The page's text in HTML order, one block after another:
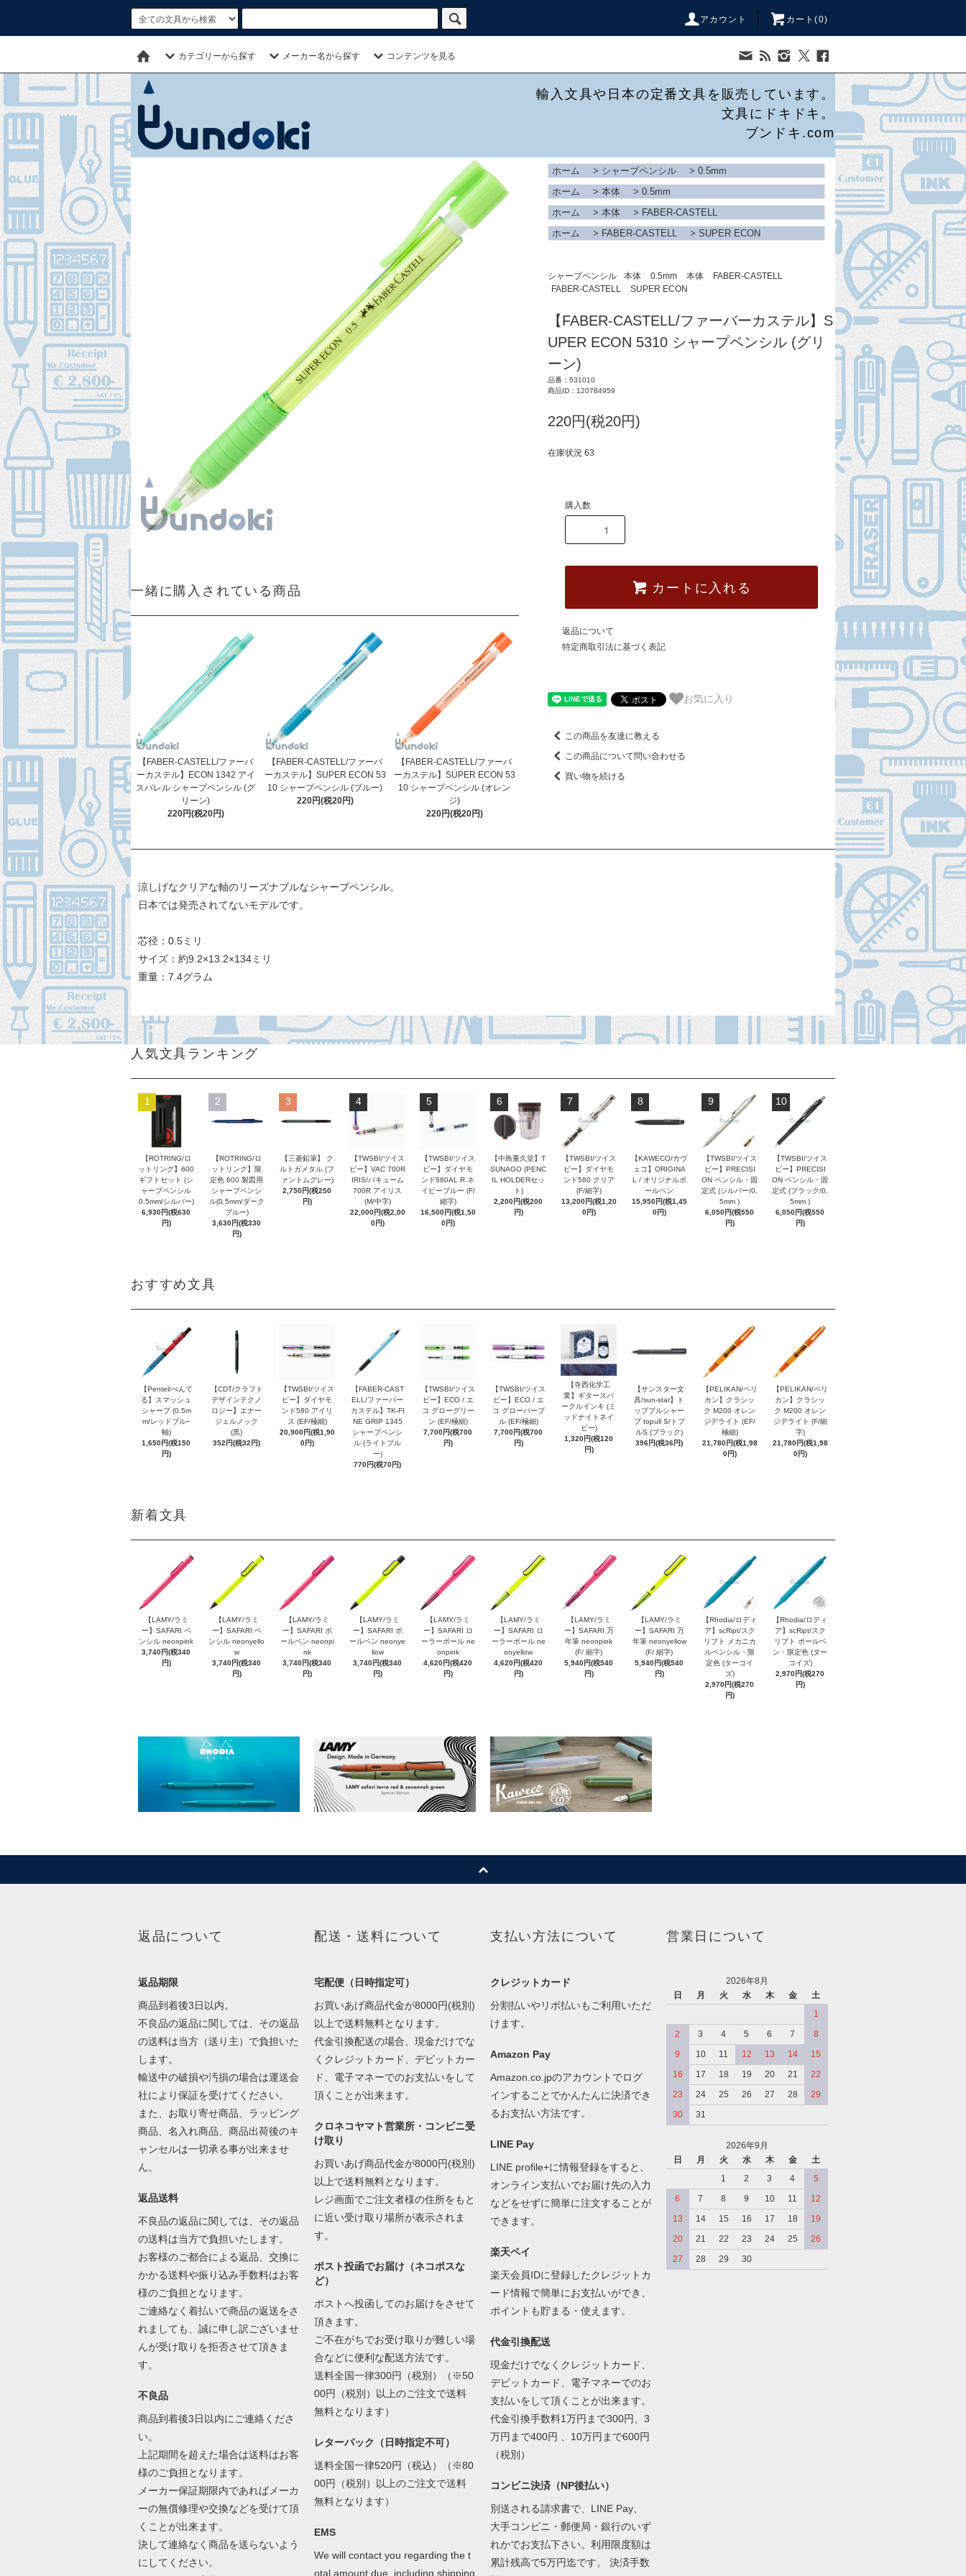
アカウント カート(0)
カテゴリーから探す メーカー名から探す コンテンツを見る
輸入文具や日本の定番文具を販売しています。
文具にドキドキ。
ブンドキ.com
一緒に購入されている商品
【FABER-CASTELL/ファーバ
ーカステル】ECON 1342 アイ
スバレル シャープペンシル (グ
リーン)
220円(税20円)
【FABER-CASTELL/ファーバ
ーカステル】SUPER ECON 53
10 シャープペンシル (ブルー)
220円(税20円)
【FABER-CASTELL/ファーバ
ーカステル】SUPER ECON 53
10 シャープペンシル (オレン
ジ)
220円(税20円)
ホーム > シャープペンシル > 0.5mm
ホーム
> 本体 > 0.5mm
ホーム
> 本体 > FABER-CASTELL
ホーム
> FABER-CASTELL > SUPER ECON
シャープペンシル 本体 0.5mm 本体
FABER-CASTELL
FABER-CASTELL
SUPER ECON
【FABER-CASTELL/ファーバーカステル】S
UPER ECON 5310 シャープペンシル (グリ
ーン)
品番：531010
商品ID：120784959
220円(税20円)
在庫状況 63
購入数
カートに入れる
返品について
特定商取引法に基づく表記
お気に入り
この商品を友達に教える
この商品について問い合わせる
買い物を続ける
涼しげなクリアな軸のリーズナブルなシャープペンシル。
日本では発売されてないモデルです。
芯径：0.5ミリ
サイズ：約9.2×13.2×134ミリ
重量：7.4グラム
人気文具ランキング
1
【ROTRING/ロ
ットリング】600
ギフトセット (シ
ャープペンシル
0.5mm/シルバー)
6,930円(税630
円)
2
【ROTRING/ロ
ットリング】限
定色 600 製図用
シャープペンシ
ル(0.5mm/ダーク
ブルー)
3,630円(税330
円)
3
【三菱鉛筆】 ク
ルトガメタル (フ
ァントムグレー)
2,750円(税250
円)
4
【TWSBI/ツイス
ビー】VAC 700R
IRIS/バキューム
700R アイリス
(M/中字)
22,000円(税2,00
0円)
5
【TWSBI/ツイス
ビー】ダイヤモ
ンド580AL R ネ
イビーブルー (F/
細字)
16,500円(税1,50
0円)
6
【中島重久堂】T
SUNAGO (PENC
IL HOLDERセッ
ト)
2,200円(税200
円)
7
【TWSBI/ツイス
ビー】ダイヤモ
ンド580 クリア
(F/細字)
13,200円(税1,20
0円)
8
【KAWECO/カヴ
ェコ】ORIGINA
L / オリジナルボ
ールペン
15,950円(税1,45
0円)
9
【TWSBI/ツイス
ビー】PRECISI
ON ペンシル・固
定式 (シルバー/0.
5mm )
6,050円(税550
円)
10
【TWSBI/ツイス
ビー】PRECISI
ON ペンシル・固
定式 (ブラック/0.
5mm )
6,050円(税550
円)
おすすめ文具
【Pentel/ぺんて
る】スマッシュ
シャープ (0.5m
m/レッドブルｰ
軸)
1,650円(税150
円)
【CDT/クラフト
デザインテクノ
ロジー】エナー
ジェルノック
(黒)
352円(税32円)
【TWSBI/ツイス
ビー】ダイヤモ
ンド580 アイリ
ス (EF/極細)
20,900円(税1,90
0円)
【FABER-CAST
ELL/ファーバー
カステル】TK-FI
NE GRIP 1345
シャープペンシ
ル (ライトブル
ー)
770円(税70円)
【TWSBI/ツイス
ビー】ECO / エ
コ グローグリー
ン (EF/極細)
7,700円(税700
円)
【TWSBI/ツイス
ビー】ECO / エ
コ グローパープ
ル (EF/極細)
7,700円(税700
円)
【寺西化学工
業】ギタースパ
ークルインキ (ミ
ッドナイトネイ
ビー)
1,320円(税120
円)
【サンスター文
具/sun-star】ト
ッププルシャー
プ topull S/トプ
ルS (ブラック)
396円(税36円)
【PELIKAN/ペリ
カン】クラシッ
ク M200 オレン
ジデライト (EF/
極細)
21,780円(税1,98
0円)
【PELIKAN/ペリ
カン】クラシッ
ク M200 オレン
ジデライト (F/細
字)
21,780円(税1,98
0円)
新着文具
【LAMY/ラミ
ー】SAFARI ペ
ンシル neonpink
3,740円(税340
円)
【LAMY/ラミ
ー】SAFARI ペ
ンシル neonyello
w
3,740円(税340
円)
【LAMY/ラミ
ー】SAFARI ボ
ールペン neonpi
nk
3,740円(税340
円)
【LAMY/ラミ
ー】SAFARI ボ
ールペン neonye
llow
3,740円(税340
円)
【LAMY/ラミ
ー】SAFARI ロ
ーラーボール ne
onpink
4,620円(税420
円)
【LAMY/ラミ
ー】SAFARI ロ
ーラーボール ne
onyellow
4,620円(税420
円)
【LAMY/ラミ
ー】SAFARI 万
年筆 neonpink
(F/ 細字)
5,940円(税540
円)
【LAMY/ラミ
ー】SAFARI 万
年筆 neonyellow
(F/ 細字)
5,940円(税540
円)
【Rhodia/ロディ
ア】scRipt/スク
リプト メカニカ
ルペンシル・限
定色 (ターコイ
ズ)
2,970円(税270
円)
【Rhodia/ロディ
ア】scRipt/スク
リプト ボールペ
ン・限定色 (ター
コイズ)
2,970円(税270
円)
返品について
返品期限
商品到着後3日以内。
不良品の返品に関しては、その返品
の送料は当方（送り主）で負担いた
します。
輸送中の破損や汚損の場合は運送会
社により保証を受けてください。
また、お取り寄せ商品、ラッピング
商品、名入れ商品、商品出荷後のキ
ャンセルは一切承る事が出来ませ
ん。
返品送料
不良品の返品に関しては、その返品
の送料は当方で負担いたします。
お客様のご都合による返品、交換に
かかる送料や振り込み手数料はお客
様のご負担となります。
ご連絡なく着払いで商品の返送をさ
れましても、誠に申し訳ございませ
んが受け取りを拒否させて頂きま
す。
不良品
商品到着後3日以内にご連絡くださ
い。
上記期間を超えた場合は送料はお客
様のご負担となります。
メーカー保証期限内であればメーカ
ーの無償修理や交換などを受けて頂
くことが出来ます。
決して連絡なく商品を送らないよう
にしてください。
配送・送料について
宅配便（日時指定可）
お買いあげ商品代金が8000円(税別)
以上で送料無料となります。
代金引換配送の場合、現金だけでな
くクレジットカード、デビットカー
ド、電子マネーでのお支払いをして
頂くことが出来ます。
クロネコヤマト営業所・コンビニ受
け取り
お買いあげ商品代金が8000円(税別)
以上で送料無料となります。
レジ画面でご注文者様の住所をもと
に近い受け取り場所が表示されま
す。
ポスト投函でお届け（ネコポスな
ど）
ポストへ投函してのお届けをさせて
頂きます。
ご不在がちでお受け取りが難しい場
合などに便利な配送方法です。
送料全国一律300円（税別）（※50
00円（税別）以上のご注文で送料
無料となります）
レターパック（日時指定不可）
送料全国一律520円（税込）（※80
00円（税別）以上のご注文で送料
無料となります）
EMS
We will contact you regarding the t
otal amount due, including shipping
支払い方法について
クレジットカード
分割払いやリボ払いもご利用いただ
けます。
Amazon Pay
Amazon.co.jpのアカウントでログ
インすることでかんたんに決済でき
るお支払い方法です。
LINE Pay
LINE profile+に情報登録をすると、
オンライン支払いでお届け先の入力
などをせずに簡単に注文することが
できます。
楽天ペイ
楽天会員IDに登録したクレジットカ
ード情報で簡単にお支払いができ、
ポイントも貯まる・使えます。
代金引換配送
現金だけでなくクレジットカード、
デビットカード、電子マネーでのお
支払いをして頂くことが出来ます。
代金引換手数料1万円まで300円、3
万円まで400円 、10万円まで600円
（税別）
コンビニ決済（NP後払い）
別送される請求書で、LINE Pay、
大手コンビニ・郵便局・銀行のいず
れかでお支払下さい。利用限度額は
累計残高で5万円迄です。 決済手数
営業日について
2026年8月
日
月 火 水 木 金
土
1
2
3 4 5 6 7
8
9
10 11 12 13 14
15
16
17 18 19 20 21
22
23
24 25 26 27 28
29
30
31
2026年9月
日
月 火 水 木 金
土
1
2 3 4
5
6
7 8 9 10 11
12
13
14 15 16 17 18
19
20
21 22 23 24 25
26
27
28 29 30